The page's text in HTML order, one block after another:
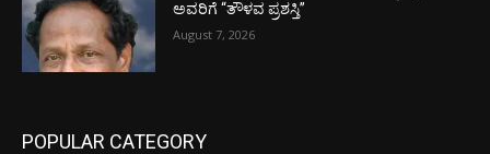
ಅವರಿಗೆ “ತೌಳವ ಪ್ರಶಸ್ತಿ”
August 7, 2026
POPULAR CATEGORY